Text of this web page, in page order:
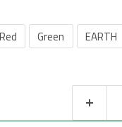
EARTH
Green
Red